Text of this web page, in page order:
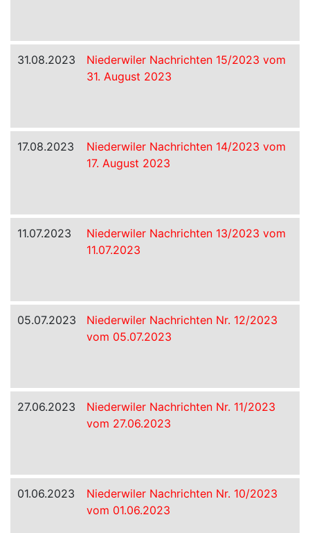
31.08.2023
Niederwiler Nachrichten 15/2023 vom
31. August 2023
17.08.2023
Niederwiler Nachrichten 14/2023 vom
17. August 2023
11.07.2023
Niederwiler Nachrichten 13/2023 vom
11.07.2023
05.07.2023
Niederwiler Nachrichten Nr. 12/2023
vom 05.07.2023
27.06.2023
Niederwiler Nachrichten Nr. 11/2023
vom 27.06.2023
01.06.2023
Niederwiler Nachrichten Nr. 10/2023
vom 01.06.2023